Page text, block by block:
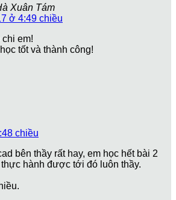
Xuân Tám
ở 4:49 chiều
chi em!
tốt và thành công!
chiều
bên thầy rất hay, em học hết bài 2
hành được tới đó luôn thầy.